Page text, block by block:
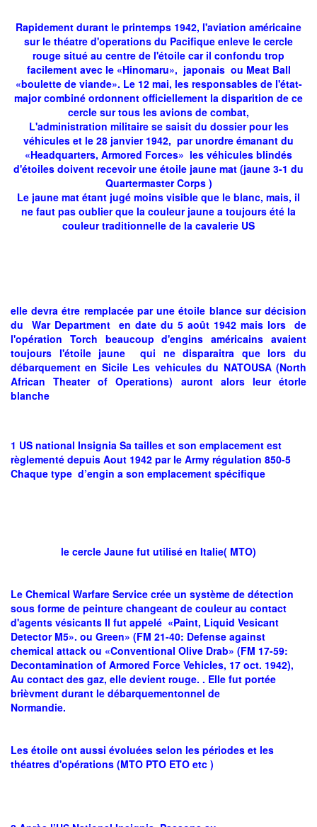
Rapidement durant le printemps 1942, l'aviation américaine
sur le théatre d'operations du Pacifique enleve le cercle
rouge situé au centre de l'étoile car il confondu trop
facilement avec le «Hinomaru», japonais ou Meat Ball
«boulette de viande». Le 12 mai, les responsables de l'état-
major combiné ordonnent officiellement la disparition de ce
cercle sur tous les avions de combat,
L'administration militaire se saisit du dossier pour les
véhicules et le 28 janvier 1942, par unordre émanant du
«Headquarters, Armored Forces» les véhicules blindés
d'étoiles doivent recevoir une étoile jaune mat (jaune 3-1 du
Quartermaster Corps )
Le jaune mat étant jugé moins visible que le blanc, mais, il
ne faut pas oublier que la couleur jaune a toujours été la
couleur traditionnelle de la cavalerie US
elle devra étre remplacée par une étoile blance sur décision
du War Department en date du 5 août 1942 mais lors de
l'opération Torch beaucoup d'engins américains avaient
toujours l'étoile jaune qui ne disparaitra que lors du
débarquement en Sicile Les vehicules du NATOUSA (North
African Theater of Operations) auront alors leur étorle
blanche
1 US national Insignia Sa tailles et son emplacement est
règlementé depuis Aout 1942 par le Army régulation 850-5
Chaque type d’engin a son emplacement spécifique
le cercle Jaune fut utilisé en Italie( MTO)
Le Chemical Warfare Service crée un système de détection
sous forme de peinture changeant de couleur au contact
d'agents vésicants Il fut appelé «Paint, Liquid Vesicant
Detector M5». ou Green» (FM 21-40: Defense against
chemical attack ou «Conventional Olive Drab» (FM 17-59:
Decontamination of Armored Force Vehicles, 17 oct. 1942),
Au contact des gaz, elle devient rouge. . Elle fut portée
brièvment durant le débarquementonnel de
Normandie.
Les étoile ont aussi évoluées selon les périodes et les
théatres d'opérations (MTO PTO ETO etc )